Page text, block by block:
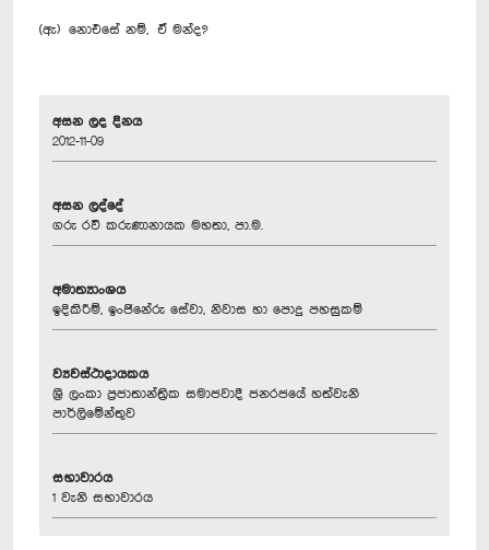
(ඇ) නොඑසේ නම්, ඒ මන්ද?
අසන ලද දිනය
2012-11-09
අසන ලද්දේ
ගරු රවී කරුණානායක මහතා, පා.ම.
අමාත්‍යාංශය
ඉදිකිරීම්, ඉංජිනේරු සේවා, නිවාස හා පොදු පහසුකම්
ව්‍යවස්ථාදායකය
ශ්‍රී ලංකා ප්‍රජාතාන්ත්‍රික සමාජවාදී ජනරජයේ හත්වැනි
පාර්ලිමේන්තුව
සභාවාරය
1 වැනි සභාවාරය